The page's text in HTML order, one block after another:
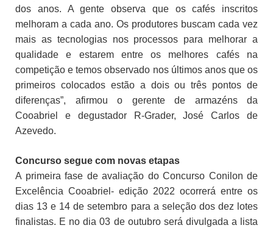
dos anos. A gente observa que os cafés inscritos
melhoram a cada ano. Os produtores buscam cada vez
mais as tecnologias nos processos para melhorar a
qualidade e estarem entre os melhores cafés na
competição e temos observado nos últimos anos que os
primeiros colocados estão a dois ou três pontos de
diferenças”, afirmou o gerente de armazéns da
Cooabriel e degustador R-Grader, José Carlos de
Azevedo.
Concurso segue com novas etapas
A primeira fase de avaliação do Concurso Conilon de
Excelência Cooabriel- edição 2022 ocorrerá entre os
dias 13 e 14 de setembro para a seleção dos dez lotes
finalistas. E no dia 03 de outubro será divulgada a lista